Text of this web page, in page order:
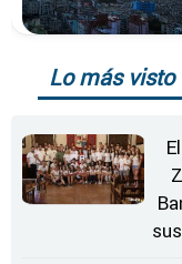
Lo más visto